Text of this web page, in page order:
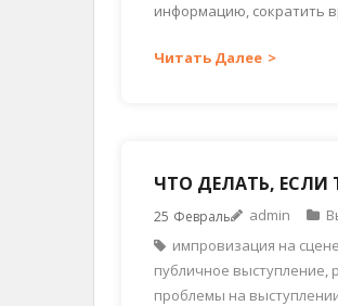
информацию, сократить
Читать Далее
ЧТО ДЕЛАТЬ,
25 Февраль admin
импровизация на сцене
публичное выступление,
проблемы на